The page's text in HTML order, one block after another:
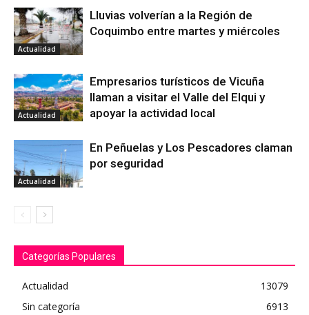
Actualidad
Lluvias volverían a la Región de
Coquimbo entre martes y miércoles
Actualidad
Empresarios turísticos de Vicuña
llaman a visitar el Valle del Elqui y
apoyar la actividad local
Actualidad
En Peñuelas y Los Pescadores claman
por seguridad
Categorías Populares
Actualidad
13079
Sin categoría
6913